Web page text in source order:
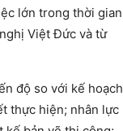
lớn trong thời gian
Việt Đức và từ
độ so với kế hoạch
thực hiện; nhân lực